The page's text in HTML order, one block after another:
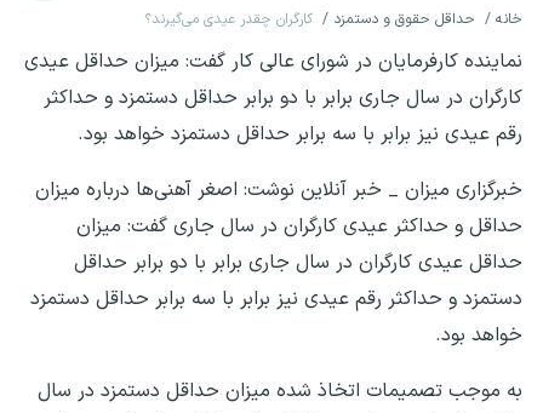
خانه
حداقل حقوق و دستمزد کارگران چقدر عیدی می‌گیرند؟
نماینده کارفرمایان در شورای عالی کار گفت: میزان حداقل عیدی
کارگران در سال جاری برابر با دو برابر حداقل دستمزد و حداکثر
رقم عیدی نیز برابر با سه برابر حداقل دستمزد خواهد بود.
خبرگزاری میزان _ خبر آنلاین نوشت: اصغر آهنی‌ها درباره میزان
حداقل و حداکثر عیدی کارگران در سال جاری گفت: میزان
حداقل عیدی کارگران در سال جاری برابر با دو برابر حداقل
دستمزد و حداکثر رقم عیدی نیز برابر با سه برابر حداقل دستمزد
خواهد بود.
به موجب تصمیمات اتخاذ شده میزان حداقل دستمزد در سال